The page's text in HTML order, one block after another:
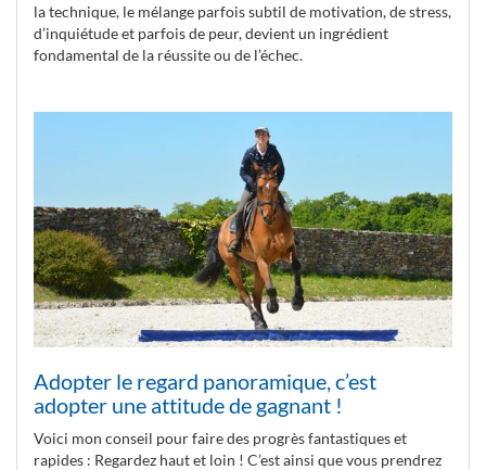
la technique, le mélange parfois subtil de motivation, de stress,
d’inquiétude et parfois de peur, devient un ingrédient
fondamental de la réussite ou de l’échec.
Adopter le regard panoramique, c’est
adopter une attitude de gagnant !
Voici mon conseil pour faire des progrès fantastiques et
rapides : Regardez haut et loin ! C’est ainsi que vous prendrez